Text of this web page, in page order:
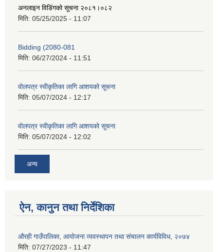
अनलाइन विडि‌ं‍गको सूचना २०८१।०८२
मिति: 05/25/2025 - 11:07
Bidding (2080-081
मिति: 06/27/2024 - 11:51
वोलपत्र स्वीकृतिका लागि आशयको सूचना
मिति: 05/07/2024 - 12:17
वोलपत्र स्वीकृतिका लागि आशयको सूचना
मिति: 05/07/2024 - 12:02
अन्य
ऐन, कानुन तथा निर्देशिका
औरही गाउँपालिका, आयोजना व्यवस्थापन तथा संचालन कार्यविविध, २०७४
मिति: 07/27/2023 - 11:47